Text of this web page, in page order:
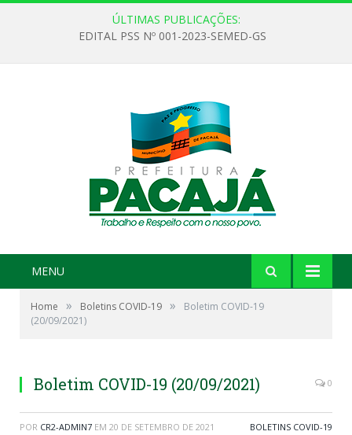
ÚLTIMAS PUBLICAÇÕES:
EDITAL PSS Nº 001-2023-SEMED-GS
MENU
Home » Boletins COVID-19 »
Boletim COVID-19
(20/09/2021)
Boletim COVID-19 (20/09/2021) 0
POR CR2-ADMIN7 EM 20 DE SETEMBRO DE 2021 BOLETINS COVID-19